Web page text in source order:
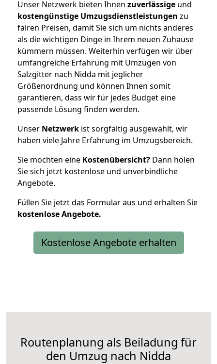
Unser Netzwerk bieten Ihnen zuverlässige und
kostengünstige Umzugsdienstleistungen zu
fairen Preisen, damit Sie sich um nichts anderes
als die wichtigen Dinge in Ihrem neuen Zuhause
kümmern müssen. Weiterhin verfügen wir über
umfangreiche Erfahrung mit Umzügen von
Salzgitter nach Nidda mit jeglicher
Größenordnung und können Ihnen somit
garantieren, dass wir für jedes Budget eine
passende Lösung finden werden.
Unser Netzwerk ist sorgfältig ausgewählt, wir
haben viele Jahre Erfahrung im Umzugsbereich.
Sie möchten eine Kostenübersicht? Dann holen
Sie sich jetzt kostenlose und unverbindliche
Angebote.
Füllen Sie jetzt das Formular aus und erhalten Sie
kostenloseAngebote.
Kostenlose Angebote erhalten
Routenplanung als Beiladung für
den Umzug nach Nidda